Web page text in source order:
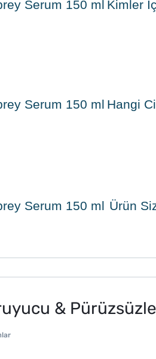
Serum 150 ml Kimler
Serum 150 ml Hangi
Serum 150 ml Ürün
&